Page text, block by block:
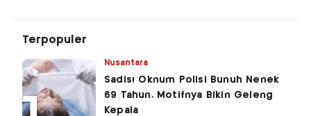
Terpopuler
Nusantara
Sadis! Oknum Polisi Bunuh Nenek
69 Tahun, Motifnya Bikin Geleng
Kepala